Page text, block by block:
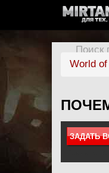
Поиск
World of
ЗАДАТЬ